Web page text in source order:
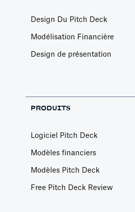
Design Du Pitch Deck
Modélisation Financière
Design de présentation
PRODUITS
Logiciel Pitch Deck
Modèles financiers
Modèles Pitch Deck
Free Pitch Deck Review